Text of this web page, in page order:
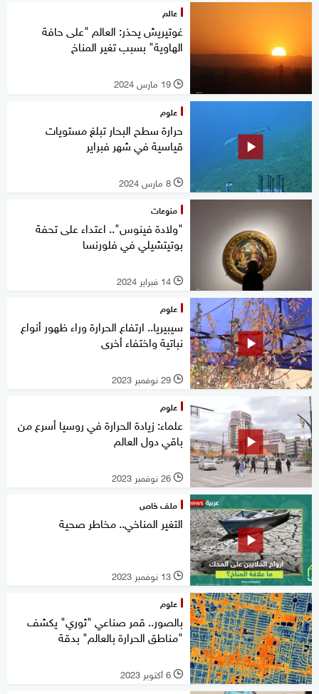
عالم
غوتيريش يحذر: العالم "على حافة
الهاوية" بسبب تغير المناخ
l 19 مارس 2024
علوم
حرارة سطح البحار تبلغ مستويات
قياسية في شهر فبراير
l 8 مارس 2024
منوعات
"ولادة فينوس".. اعتداء على تحفة
بوتيتشيلي في فلورنسا
l 14 فبراير 2024
علوم
سيبيريا.. ارتفاع الحرارة وراء ظهور أنواع
نباتية واختفاء أخرى
l 29 نوفمبر 2023
علوم
علماء: زيادة الحرارة في روسيا أسرع من
باقي دول العالم
l 26 نوفمبر 2023
ملف خاص
التغير المناخي.. مخاطر صحية
l 13 نوفمبر 2023
علوم
بالصور.. قمر صناعي "ثوري" يكشف
"مناطق الحرارة بالعالم" بدقة
l 6 أكتوبر 2023